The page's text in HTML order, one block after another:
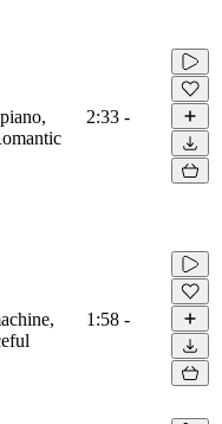
2:33 -
1:58 -